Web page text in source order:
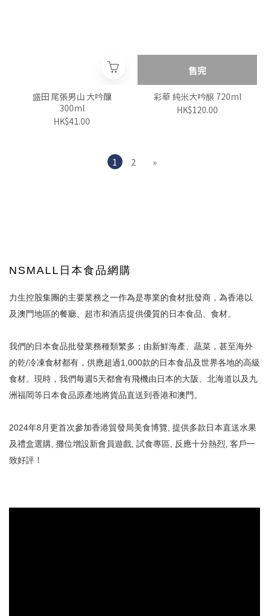
盛田 尾張男山 大吟釀
300ml
HK$41.00
售完
彩華 純米大吟醸 720ml
HK$120.00
1 2 »
NSMALL日本食品網購
力生控股集團的主要業務之一作為是專業的食材批發商，為香港以
及澳門地區的餐廳、超市和酒店提供優質的日本食品、食材。
我們的日本食品批發業務種類繁多；由新鮮海產、蔬菜，甚至海外
的乾/冷凍食材都有，供應超過1,000款的日本食品及世界各地的高級
食材。現時，我們每週5天都會有飛機由日本的大阪、北海道以及九
洲福岡等日本食品原產地將貨品直送到香港和澳門。
2024年8月更首次參加香港貿發局美食博覽, 提供多款日本直送水果
及禮盒選購, 攤位增設新會員遊戲, 試食專區, 反應十分熱烈, 客戶一
致好評！